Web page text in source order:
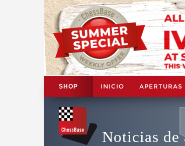
SHOP INICIO APERTURAS
Noticias de